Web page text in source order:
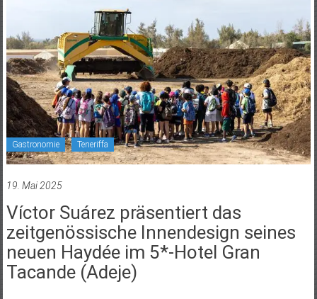
Gastronomie Teneriffa
19. Mai 2025
Víctor Suárez präsentiert das
zeitgenössische Innendesign seines
neuen Haydée im 5*-Hotel Gran
Tacande (Adeje)